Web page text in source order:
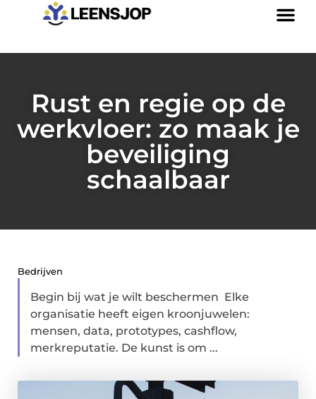
Rust en regie op de
werkvloer: zo maak je
beveiliging
schaalbaar
Bedrijven
Begin bij wat je wilt beschermen Elke
organisatie heeft eigen kroonjuwelen:
mensen, data, prototypes, cashflow,
merkreputatie. De kunst is om ...